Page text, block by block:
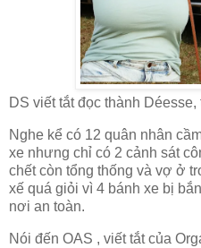
DS viết tắt đọc thành
Nghe kể có 12 quân nhân
xe nhưng chỉ có 2 cảnh sát
chết còn tổng thống và vợ ở
xế quá giỏi vì 4 bánh xe bị
nơi an toàn.
Nói đến OAS , viết tắt của